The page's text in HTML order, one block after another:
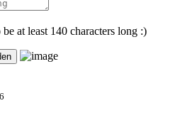
at least 140 characters long :)